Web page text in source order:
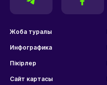
Жоба туралы
Инфографика
Пікірлер
Сайт картасы